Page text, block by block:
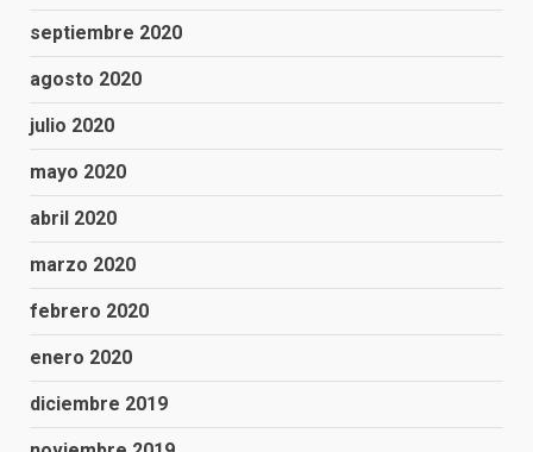
septiembre 2020
agosto 2020
julio 2020
mayo 2020
abril 2020
marzo 2020
febrero 2020
enero 2020
diciembre 2019